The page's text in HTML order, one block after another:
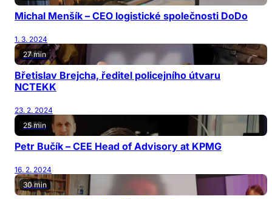
Michal Menšík – CEO logistické společnosti DoDo
1. 3. 2024
27 min
Břetislav Brejcha, ředitel policejního útvaru
NCTEKK
23. 2. 2024
25 min
Petr Bučík – CEE Head of Advisory at KPMG
16. 2. 2024
30 min